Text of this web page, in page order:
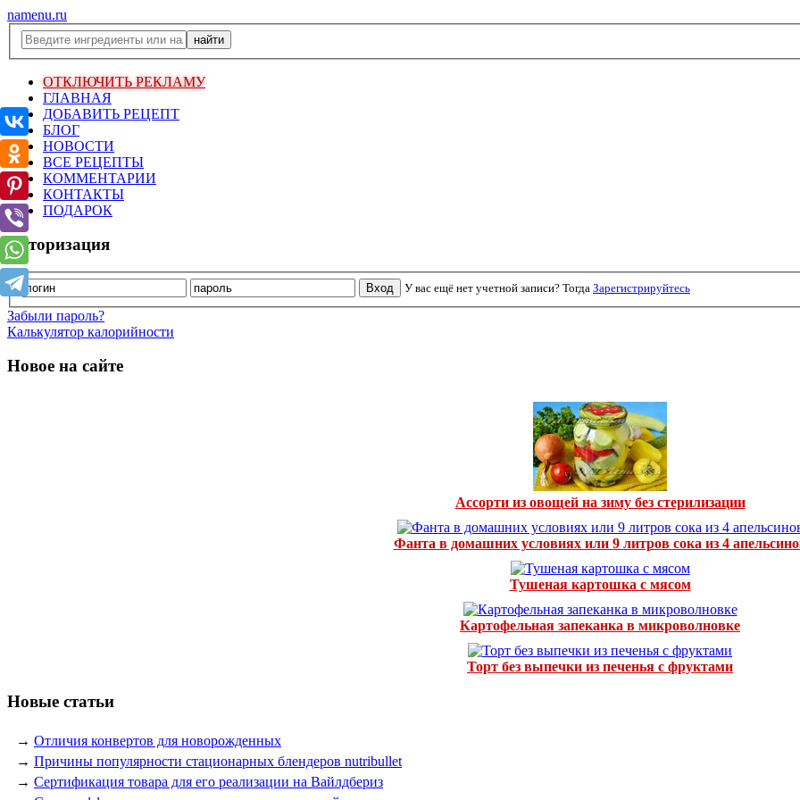
namenu.ru
ОТКЛЮЧИТЬ РЕКЛАМУ
ГЛАВНАЯ
ДОБАВИТЬ РЕЦЕПТ
БЛОГ
НОВОСТИ
ВСЕ РЕЦЕПТЫ
КОММЕНТАРИИ
КОНТАКТЫ
ПОДАРОК
Авторизация
У вас ещё нет учетной записи? Тогда Зарегистрируйтесь
Забыли пароль?
Калькулятор калорийности
Новое на сайте
Ассорти из овощей на зиму без стерилизации
Фанта в домашних условиях или 9 литров сока из 4
Тушеная картошка с мясом
Картофельная запеканка в микроволновке
Торт без выпечки из печенья с фруктами
Новые статьи
→ Отличия конвертов для новорожденных
→ Причины популярности стационарных блендеров nutribullet
→ Сертификация товара для его реализации на Вайлдбериз